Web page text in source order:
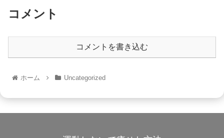
コメント
コメントを書き込む
ホーム Uncategorized